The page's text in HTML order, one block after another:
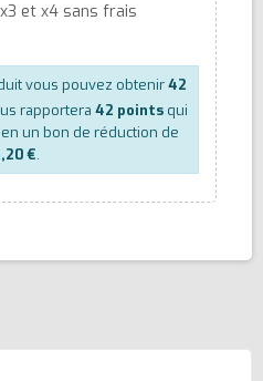
et x4 sans frais
vous pouvez obtenir42
rapportera 42 pointsqui
un bon de réduction de
€.